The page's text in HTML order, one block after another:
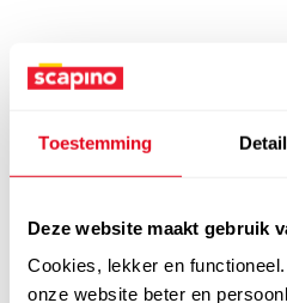
Toestemming
Deze website maakt gebruik
Cookies, lekker en
onze website beter en